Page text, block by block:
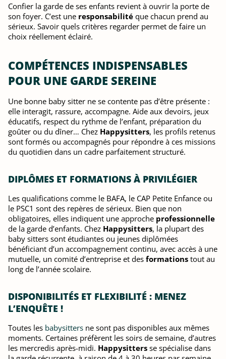
Confier la garde de ses enfants revient à ouvrir la porte de
son foyer. C’est une responsabilité que chacun prend au
sérieux. Savoir quels critères regarder permet de faire un
choix réellement éclairé.
COMPÉTENCES INDISPENSABLES
POUR UNE GARDE SEREINE
Une bonne baby sitter ne se contente pas d’être présente :
elle interagit, rassure, accompagne. Aide aux devoirs, jeux
éducatifs, respect du rythme de l’enfant, préparation du
goûter ou du dîner… Chez Happysitters, les profils retenus
sont formés ou accompagnés pour répondre à ces missions
du quotidien dans un cadre parfaitement structuré.
DIPLÔMES ET FORMATIONS À PRIVILÉGIER
Les qualifications comme le BAFA, le CAP Petite Enfance ou
le PSC1 sont des repères de sérieux. Bien que non
obligatoires, elles indiquent une approche professionnelle
de la garde d’enfants. Chez Happysitters, la plupart des
baby sitters sont étudiantes ou jeunes diplômées
bénéficiant d’un accompagnement continu, avec accès à une
mutuelle, un comité d’entreprise et des formations tout au
long de l’année scolaire.
DISPONIBILITÉS ET FLEXIBILITÉ : MENEZ
L’ENQUÊTE !
Toutes les babysitters ne sont pas disponibles aux mêmes
moments. Certaines préfèrent les soirs de semaine, d’autres
les mercredis après-midi. Happysitters se spécialise dans